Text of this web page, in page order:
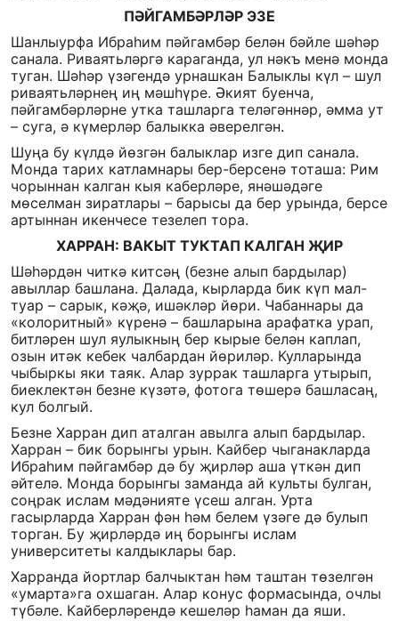
ПӘЙГАМБӘРЛӘР ЭЗЕ
Шанлыурфа Ибраһим пәйгамбәр белән бәйле шәһәр
санала. Риваятьләргә караганда, ул нәкъ менә монда
туган. Шәһәр үзәгендә урнашкан Балыклы күл – шул
риваятьләрнең иң мәшһүре. Әкият буенча,
пәйгамбәрләрне утка ташларга теләгәннәр, әмма ут
– суга, ә күмерләр балыкка әверелгән.
Шуңа бу күлдә йөзгән балыклар изге дип санала.
Монда тарих катламнары бер-берсенә тоташа: Рим
чорыннан калган кыя каберләре, янәшәдәге
мөселман зиратлары – барысы да бер урында, берсе
артыннан икенчесе тезелеп тора.
ХАРРАН: ВАКЫТ ТУКТАП КАЛГАН ҖИР
Шәһәрдән читкә китсәң (безне алып бардылар)
авыллар башлана. Далада, кырларда бик күп мал-
туар – сарык, кәҗә, ишәкләр йөри. Чабаннары да
«колоритный» күренә – башларына арафатка урап,
битләрен шул яулыкның бер кырые белән каплап,
озын итәк кебек чалбардан йөриләр. Кулларында
чыбыркы яки таяк. Алар зуррак ташларга утырып,
биеклектән безне күзәтә, фотога төшерә башласаң,
кул болгый.
Безне Харран дип аталган авылга алып бардылар.
Харран – бик борынгы урын. Кайбер чыганакларда
Ибраһим пәйгамбәр дә бу җирләр аша үткән дип
әйтелә. Монда борынгы заманда ай культы булган,
соңрак ислам мәдәнияте үсеш алган. Урта
гасырларда Харран фән һәм белем үзәге дә булып
торган. Бу җирләрдә иң борынгы ислам
университеты калдыклары бар.
Харранда йортлар балчыктан һәм таштан төзелгән
«умарта»га охшаган. Алар конус формасында, очлы
түбәле. Кайберләрендә кешеләр һаман да яши.